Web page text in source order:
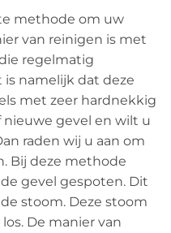
methode om uw
van reinigen is met
regelmatig
namelijk dat deze
met zeer hardnekkig
nieuwe gevel en wilt u
raden wij u aan om
Bij deze methode
gevel gespoten. Dit
stoom. Deze stoom
De manier van